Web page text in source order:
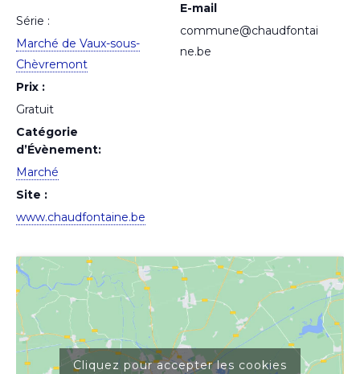
Série :
Marché de Vaux-sous-
Chèvremont
Prix :
Gratuit
Catégorie
d’Évènement:
Marché
Site :
www.chaudfontaine.be
E-mail
commune@chaudfontai
ne.be
Cliquez pour accepter les cookies